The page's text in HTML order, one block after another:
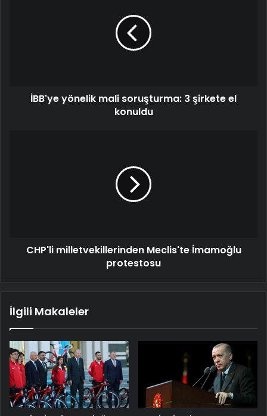
İBB'ye yönelik mali soruşturma: 3 şirkete el
konuldu
CHP'li milletvekillerinden Meclis'te İmamoğlu
protestosu
İlgili Makaleler